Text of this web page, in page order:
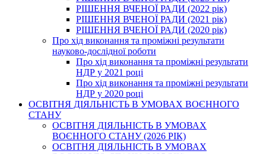
РІШЕННЯ ВЧЕНОЇ РАДИ (2022 рік)
РІШЕННЯ ВЧЕНОЇ РАДИ (2021 рік)
РІШЕННЯ ВЧЕНОЇ РАДИ (2020 рік)
Про хід виконання та проміжні результати
науково-дослідної роботи
Про хід виконання та проміжні результати
НДР у 2021 році
Про хід виконання та проміжні результати
НДР у 2020 році
ОСВІТНЯ ДІЯЛЬНІСТЬ В УМОВАХ ВОЄННОГО
СТАНУ
ОСВІТНЯ ДІЯЛЬНІСТЬ В УМОВАХ
ВОЄННОГО СТАНУ (2026 РІК)
ОСВІТНЯ ДІЯЛЬНІСТЬ В УМОВАХ